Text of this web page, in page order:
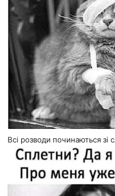
Всі розводи починаються зі